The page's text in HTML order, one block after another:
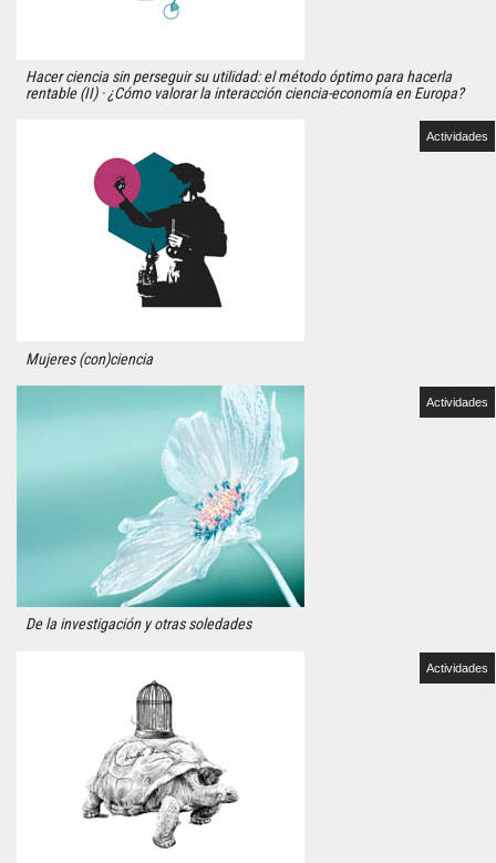
Hacer ciencia sin perseguir su utilidad: el método óptimo para hacerla
rentable (II) · ¿Cómo valorar la interacción ciencia-economía en Europa?
Actividades
Mujeres (con)ciencia
Actividades
De la investigación y otras soledades
Actividades